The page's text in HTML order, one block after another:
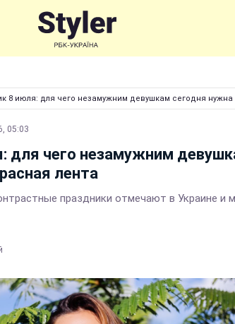
8 июля: для чего незамужним девушкам сегодня нужна
05:03
для чего незамужним
лента
праздники отмечают в Украине и